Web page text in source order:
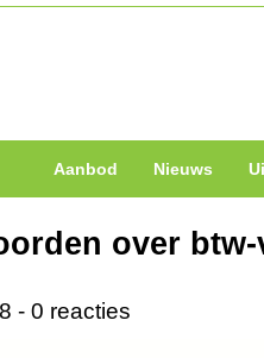
Aanbod Nieuws
over
- 0 reacties